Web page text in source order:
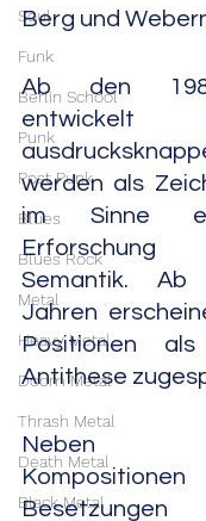
Soul
Funk
Berlin School
Punk
Post Punk
Blues
Blues Rock
Metal
Heavy Metal
Doom Metal
Thrash Metal
Death Metal
Black Metal
Berg und
Ab den
werden als
im Sinne
Erforschung
Semantik.
Jahren
Positionen
Antithese
Neben